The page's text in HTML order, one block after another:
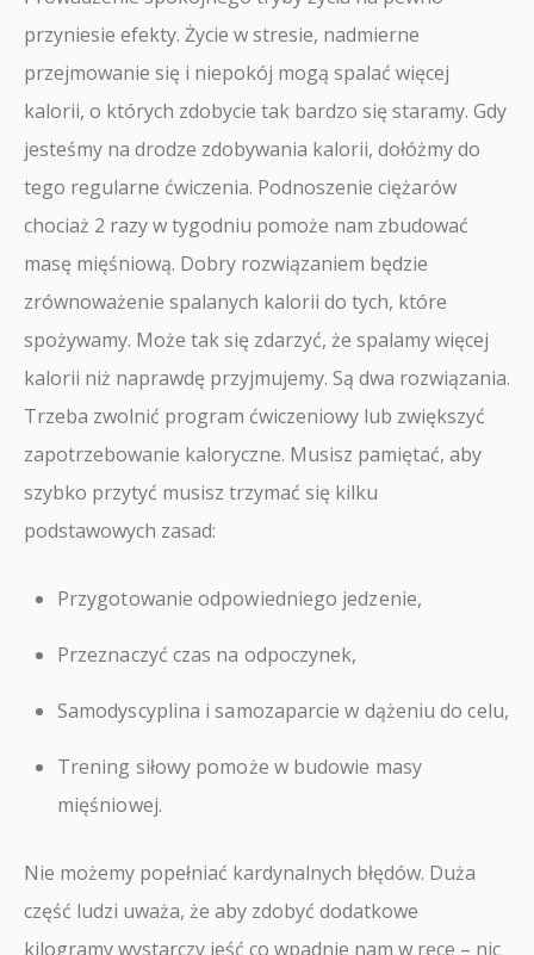
przyniesie efekty. Życie w stresie, nadmierne
przejmowanie się i niepokój mogą spalać więcej
kalorii, o których zdobycie tak bardzo się staramy. Gdy
jesteśmy na drodze zdobywania kalorii, dołóżmy do
tego regularne ćwiczenia. Podnoszenie ciężarów
chociaż 2 razy w tygodniu pomoże nam zbudować
masę mięśniową. Dobry rozwiązaniem będzie
zrównoważenie spalanych kalorii do tych, które
spożywamy. Może tak się zdarzyć, że spalamy więcej
kalorii niż naprawdę przyjmujemy. Są dwa rozwiązania.
Trzeba zwolnić program ćwiczeniowy lub zwiększyć
zapotrzebowanie kaloryczne. Musisz pamiętać, aby
szybko przytyć musisz trzymać się kilku
podstawowych zasad:
Przygotowanie odpowiedniego jedzenie,
Przeznaczyć czas na odpoczynek,
Samodyscyplina i samozaparcie w dążeniu do celu,
Trening siłowy pomoże w budowie masy
mięśniowej.
Nie możemy popełniać kardynalnych błędów. Duża
część ludzi uważa, że aby zdobyć dodatkowe
kilogramy wystarczy jeść co wpadnie nam w ręce – nic